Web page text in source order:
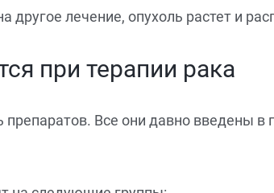
лечение, опухоль растет и
при терапии рака
Все они давно введены в